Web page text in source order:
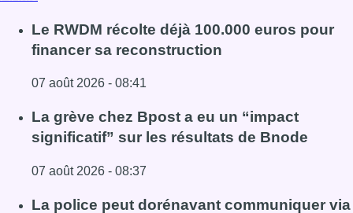
Le RWDM récolte déjà 100.000 euros pour
financer sa reconstruction
07 août 2026 - 08:41
Lire l'article Le RWDM récolte déjà 100.000 euros pour
La grève chez Bpost a eu un “impact
significatif” sur les résultats de Bnode
07 août 2026 - 08:37
Lire l'article La grève chez Bpost a eu un “impact
La police peut dorénavant communiquer via